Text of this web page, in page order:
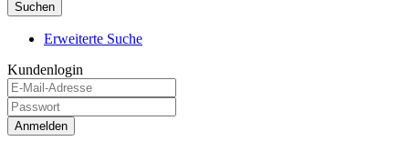
Suchen
Erweiterte Suche
Kundenlogin
Anmelden